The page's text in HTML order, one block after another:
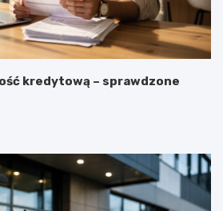
kredytową – sprawdzone